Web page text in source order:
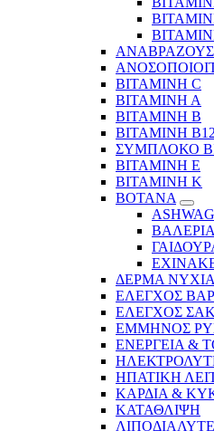
ΒΙΤΑΜΙΝΗ C
ΒΙΤΑΜΙΝΗ Α
ΒΙΤΑΜΙΝΗ Β
ΒΙΤΑΜΙΝΗ Β12
ΣΥΜΠΛΟΚΟ
ΒΙΤΑΜΙΝΗ Ε
ΒΙΤΑΜΙΝΗ Κ
ΒΟΤΑΝΑ
ΔΕΡΜΑ
ΕΛΕΓΧΟΣ
ΕΛΕΓΧΟΣ
ΕΜΜΗΝΟΣ
ΕΝΕΡΓΕΙΑ &
ΗΠΑΤΙΚΗ
ΚΑΡΔΙΑ &
ΚΑΤΑΘΛΙΨΗ